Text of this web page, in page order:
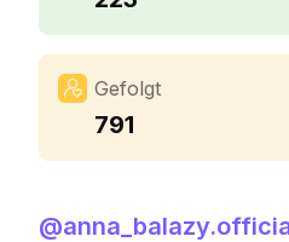
Gefolgt
791
@